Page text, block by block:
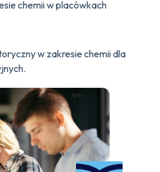
chemii w placówkach
w zakresie chemii dla